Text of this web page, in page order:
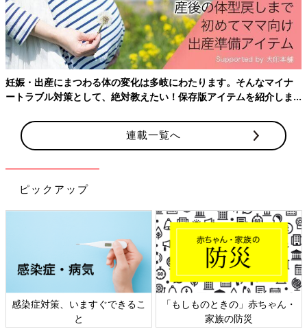
妊娠・出産にまつわる体の変化は多岐にわたります。そんなマイナ
ートラブル対策として、絶対教えたい！保存版アイテムを紹介しま
連載一覧へ
ピックアップ
感染症対策、いますぐできるこ
と
「もしものときの」赤ちゃん・
家族の防災